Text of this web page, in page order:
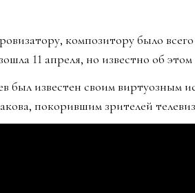
композитору было
11 апреля, но известно об этом
был известен своим виртуозным
покорившим зрителей